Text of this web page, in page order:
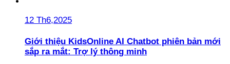
12 Th6,2025
Giới thiệu KidsOnline AI Chatbot phiên bản mới
sắp ra mắt: Trợ lý thông minh